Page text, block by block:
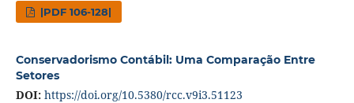
|PDF 106-128|
Conservadorismo Contábil: Uma Comparação Entre
Setores
DOI: https://doi.org/10.5380/rcc.v9i3.51123